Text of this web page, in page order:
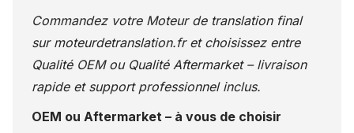
Commandez votre Moteur de translation final
sur moteurdetranslation.fret choisissez entre
Qualité OEM ou Qualité Aftermarket – livraison
rapide et support professionnel inclus.
OEM ou Aftermarket – à vous de choisir